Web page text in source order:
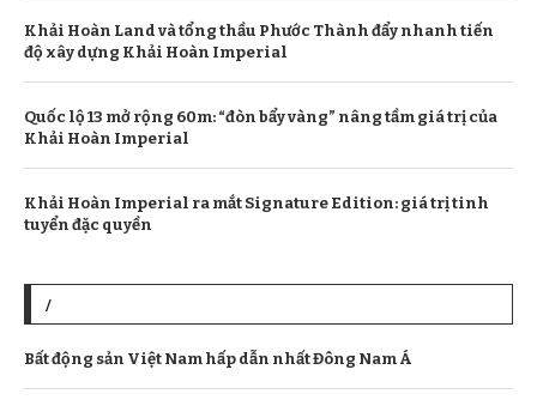
Khải Hoàn Land và tổng thầu Phước Thành đẩy nhanh tiến
độ xây dựng Khải Hoàn Imperial
Quốc lộ 13 mở rộng 60m: “đòn bẩy vàng” nâng tầm giá trị của
Khải Hoàn Imperial
Khải Hoàn Imperial ra mắt Signature Edition: giá trị tinh
tuyển đặc quyền
/
Bất động sản Việt Nam hấp dẫn nhất Đông Nam Á